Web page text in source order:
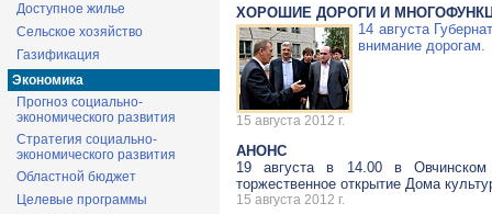
Доступное жилье
Сельское хозяйство
Газификация
Экономика
Прогноз социально-
экономического развития
Стратегия социально-
экономического развития
Областной бюджет
Целевые программы
ХОРОШИЕ ДОРОГИ И
14 августа
внимание дорогам.
15 августа 2012 г.
АНОНС
19 августа в 14.00 в Овчинском
торжественное открытие Дома
15 августа 2012 г.